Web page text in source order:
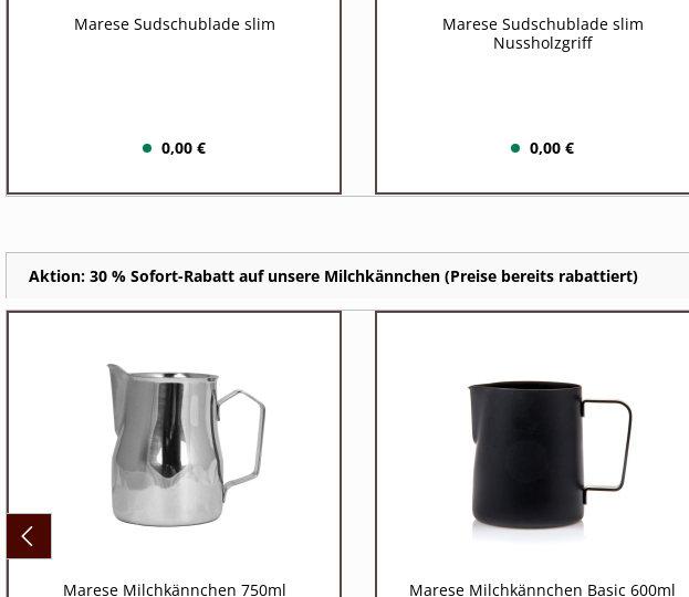
Marese Sudschublade slim
0,00 €
Marese Sudschublade slim
Nussholzgriff
0,00 €
Aktion: 30 % Sofort-Rabatt auf unsere Milchkännchen (Preise bereits rabattiert)
Marese Milchkännchen 750ml
Marese Milchkännchen Basic 600ml